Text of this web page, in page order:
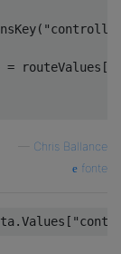
(
= routeValues [
Chris Ballance
fonte
.Values [